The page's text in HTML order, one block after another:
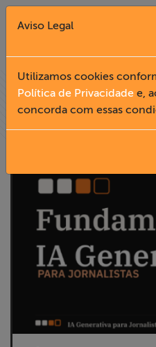
Fechar X
English
Institucional
Formação
Acesso à
Liberdade de
Aviso Legal
Utilizamos cookies
Política de Privacidade e,
concorda com essas